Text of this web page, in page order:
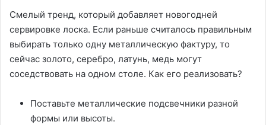
Смелый тренд, который добавляет новогодней
сервировке лоска. Если раньше считалось правильным
выбирать только одну металлическую фактуру, то
сейчас золото, серебро, латунь, медь могут
соседствовать на одном столе. Как его реализовать?
Поставьте металлические подсвечники разной
формы или высоты.